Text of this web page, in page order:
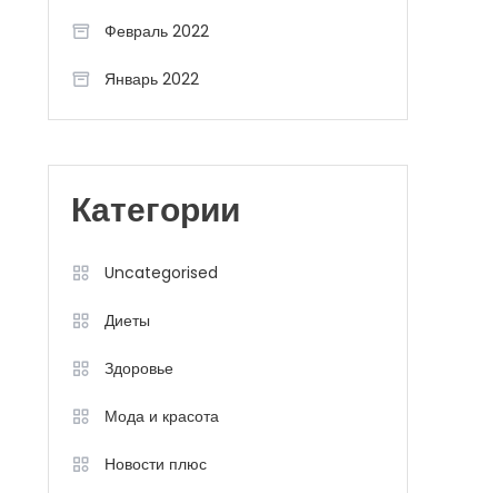
Февраль 2022
Январь 2022
Категории
Uncategorised
Диеты
Здоровье
Мода и красота
Новости плюс